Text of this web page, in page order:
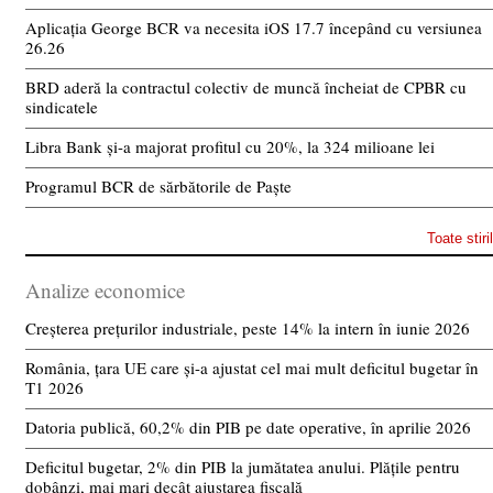
Aplicația George BCR va necesita iOS 17.7 începând cu versiunea
26.26
BRD aderă la contractul colectiv de muncă încheiat de CPBR cu
sindicatele
Libra Bank și-a majorat profitul cu 20%, la 324 milioane lei
Programul BCR de sărbătorile de Paște
Toate
Analize economice
Creșterea prețurilor industriale, peste 14% la intern în iunie 2026
România, țara UE care și-a ajustat cel mai mult deficitul bugetar în
T1 2026
Datoria publică, 60,2% din PIB pe date operative, în aprilie 2026
Deficitul bugetar, 2% din PIB la jumătatea anului. Plățile pentru
dobânzi, mai mari decât ajustarea fiscală